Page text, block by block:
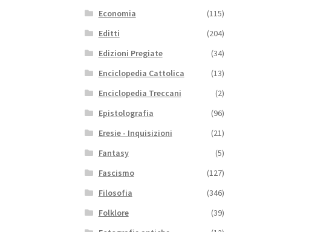
Economia
(115)
Editti
(204)
Edizioni Pregiate
(34)
Enciclopedia Cattolica
(13)
Enciclopedia Treccani
(2)
Epistolografia
(96)
Eresie - Inquisizioni
(21)
Fantasy
(5)
Fascismo
(127)
Filosofia
(346)
Folklore
(39)